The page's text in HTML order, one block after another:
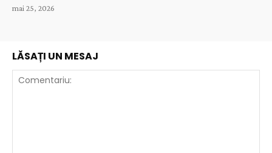
mai 25, 2026
LĂSAȚI UN MESAJ